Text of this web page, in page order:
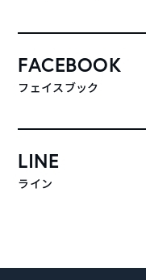
FACEBOOK
フェイスブック
LINE
ライン